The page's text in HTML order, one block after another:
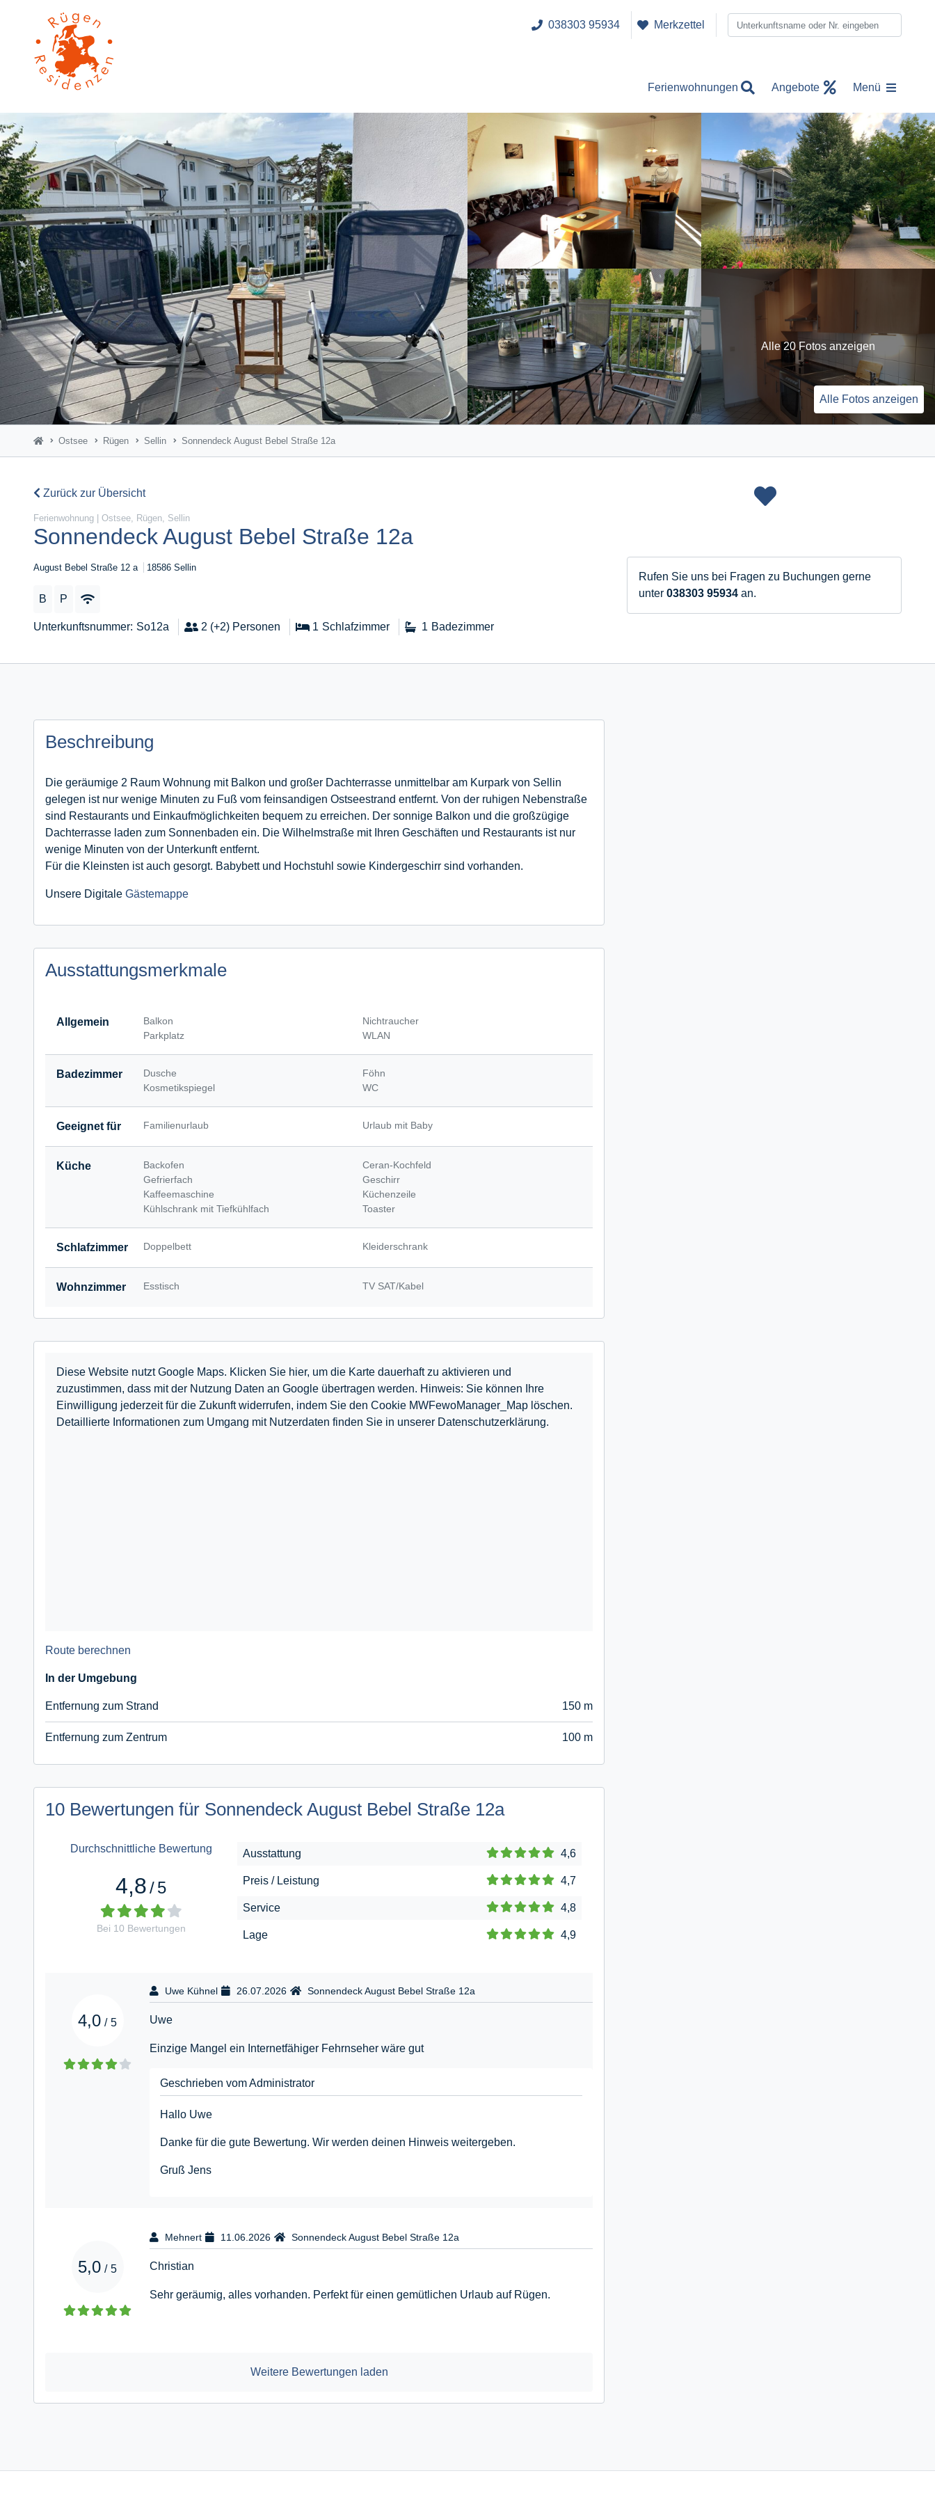
038303 95934 Merkzettel
Ferienwohnungen Angebote Menü
Alle 20 Fotos anzeigen
Alle Fotos anzeigen
Ostsee Rügen Sellin Sonnendeck August Bebel Straße 12a
Zurück zur Übersicht
Ferienwohnung | Ostsee, Rügen, Sellin
Sonnendeck August Bebel Straße 12a
August Bebel Straße 12 a 18586 Sellin
B P
Unterkunftsnummer So12a Personen
2 (+2) Schlafzimmer
1 Badezimmer
1
Beschreibung
Die geräumige 2 Raum Wohnung mit Balkon und großer Dachterrasse unmittelbar am Kurpark von Sellin
gelegen ist nur wenige Minuten zu Fuß vom feinsandigen Ostseestrand entfernt. Von der ruhigen Nebenstraße
sind Restaurants und Einkaufmöglichkeiten bequem zu erreichen. Der sonnige Balkon und die großzügige
Dachterrasse laden zum Sonnenbaden ein. Die Wilhelmstraße mit Ihren Geschäften und Restaurants ist nur
wenige Minuten von der Unterkunft entfernt.
Für die Kleinsten ist auch gesorgt. Babybett und Hochstuhl sowie Kindergeschirr sind vorhanden.
Unsere Digitale Gästemappe
Ausstattungsmerkmale
Allgemein Balkon
Nichtraucher
Parkplatz
WLAN
Badezimmer Dusche
Föhn
Kosmetikspiegel
WC
Geeignet für Familienurlaub Urlaub mit Baby
Küche Backofen
Ceran-Kochfeld
Gefrierfach
Geschirr
Kaffeemaschine
Küchenzeile
Kühlschrank mit Tiefkühlfach
Toaster
Schlafzimmer Doppelbett Kleiderschrank
Wohnzimmer Esstisch TV SAT/Kabel
Diese Website nutzt Google Maps. Klicken Sie hier, um die Karte dauerhaft zu aktivieren und
zuzustimmen, dass mit der Nutzung Daten an Google übertragen werden. Hinweis: Sie können Ihre
Einwilligung jederzeit für die Zukunft widerrufen, indem Sie den Cookie MWFewoManager_Map löschen.
Detaillierte Informationen zum Umgang mit Nutzerdaten finden Sie in unserer Datenschutzerklärung.
Route berechnen
In der Umgebung
Entfernung zum Strand 150 m
Entfernung zum Zentrum 100 m
10 Bewertungen für Sonnendeck August Bebel Straße 12a
Durchschnittliche Bewertung
4,8/5
Bei 10 Bewertungen
Ausstattung 4,6
Preis / Leistung 4,7
Service 4,8
Lage 4,9
4,0 / 5
Uwe Kühnel 26.07.2026 Sonnendeck August Bebel Straße 12a
Uwe
Einzige Mangel ein Internetfähiger Fehrnseher wäre gut
Geschrieben vom Administrator
Hallo Uwe
Danke für die gute Bewertung. Wir werden deinen Hinweis weitergeben.
Gruß Jens
5,0 / 5
Mehnert 11.06.2026 Sonnendeck August Bebel Straße 12a
Christian
Sehr geräumig, alles vorhanden. Perfekt für einen gemütlichen Urlaub auf Rügen.
Weitere Bewertungen laden
Rufen Sie uns bei Fragen zu Buchungen gerne
unter038303 95934 an.